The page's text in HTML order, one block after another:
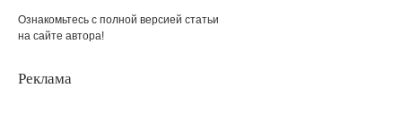
Ознакомьтесь с полной версией статьи
на сайте автора!
Реклама